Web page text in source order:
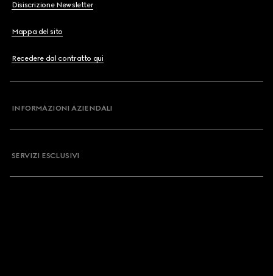
Disiscrizione Newsletter
Mappa del sito
Recedere dal contratto qui
INFORMAZIONI AZIENDALI
SERVIZI ESCLUSIVI